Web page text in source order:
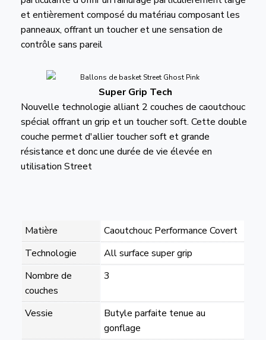
et entièrement composé du matériau composant les
panneaux, offrant un toucher et une sensation de
contrôle sans pareil
Super Grip Tech
Nouvelle technologie alliant 2 couches de caoutchouc
spécial offrant un grip et un toucher soft. Cette double
couche permet d'allier toucher soft et grande
résistance et donc une durée de vie élevée en
utilisation Street
Matière
Caoutchouc Performance Covert
Technologie
All surface super grip
Nombre de
couches
3
Vessie
Butyle parfaite tenue au
gonflage